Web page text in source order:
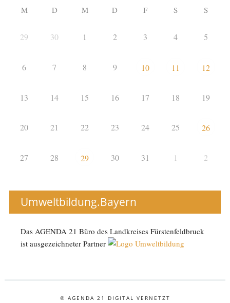
M D M D F S S
29 30 1 2 3 4 5
6 7 8 9 10 11 12
13 14 15 16 17 18 19
20 21 22 23 24 25 26
27 28 29 30 31 1 2
Umweltbildung.Bayern
Das AGENDA 21 Büro des Landkreises Fürstenfeldbruck
ist ausgezeichneter Partner
© AGENDA 21 DIGITAL VERNETZT